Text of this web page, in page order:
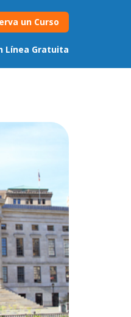
un Curso
Línea Gratuita